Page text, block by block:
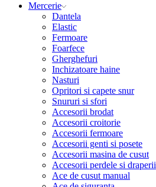
Mercerie
Dantela
Elastic
Fermoare
Foarfece
Gherghefuri
Inchizatoare haine
Nasturi
Opritori si capete snur
Snururi si sfori
Accesorii brodat
Accesorii croitorie
Accesorii fermoare
Accesorii genti si posete
Accesorii masina de cusut
Accesorii perdele si draperii
Ace de cusut manual